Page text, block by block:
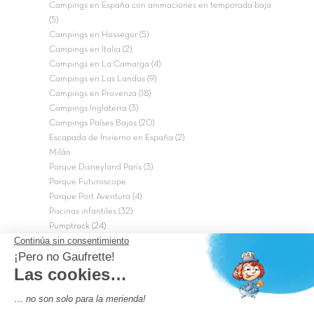
Campings en España con animaciones en temporada baja
(5)
Campings en Hossegor (5)
Campings en Italia (2)
Campings en La Camarga (4)
Campings en Las Landas (9)
Campings en Provenza (18)
Campings Inglaterra (3)
Campings Países Bajos (20)
Escapada de Invierno en España (2)
Milán
Parque Disneyland París (3)
Parque Futuroscope
Parque Port Aventura (4)
Piscinas infantiles (32)
Pumptrack (24)
Puy du Fou (2)
Roma
Semana Santa (17)
Campings de 4 estrellas en Francia